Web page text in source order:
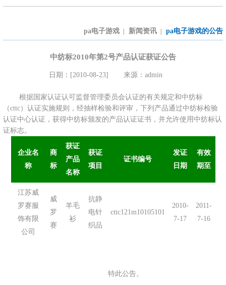
pa电子游戏 新闻资讯 pa电子游戏的公告
中纺标2010年第2号产品认证获证公告
日期：[2010-08-23] 来源：admin
根据国家认证认可监督管理委员会认证的有关规定和中纺标
（cttc）认证实施规则，经抽样检验和评审，下列产品通过中纺标检验
认证中心认证，获得中纺标颁发的产品认证证书，并允许使用中纺标认
证标志。
企业名
称
商
标
获证
产品
名称
获证
项目
证书编号
发证
日期
有效
期至
江苏威
罗赛服
饰有限
公司
威
罗
赛
羊毛
衫
抗静
电针
织品
cttc121m10105101
2010-
7-17
2011-
7-16
特此公告。